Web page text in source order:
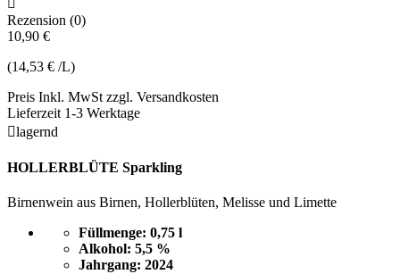
Rezension (0)
10,90 €
(14,53 € /L)
Preis Inkl. MwSt zzgl. Versandkosten
Lieferzeit 1-3 Werktage
lagernd
HOLLERBLÜTE Sparkling
Birnenwein aus Birnen, Hollerblüten, Melisse und Limette
Füllmenge: 0,75 l
Alkohol: 5,5 %
Jahrgang: 2024